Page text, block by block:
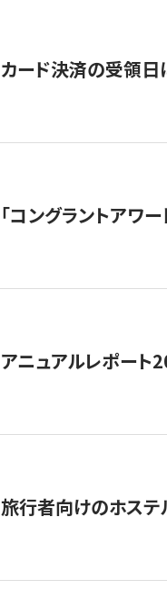
カード決済の受領
「コングラントアワ
アニュアルレポート
旅行者向けのホステ